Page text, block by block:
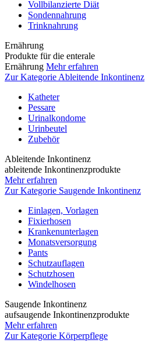
Vollbilanzierte Diät
Sondennahrung
Trinknahrung
Ernährung
Produkte für die enterale
Ernährung Mehr erfahren
Zur Kategorie Ableitende Inkontinenz
Katheter
Pessare
Urinalkondome
Urinbeutel
Zubehör
Ableitende Inkontinenz
ableitende Inkontinenzprodukte
Mehr erfahren
Zur Kategorie Saugende Inkontinenz
Einlagen, Vorlagen
Fixierhosen
Krankenunterlagen
Monatsversorgung
Pants
Schutzauflagen
Schutzhosen
Windelhosen
Saugende Inkontinenz
aufsaugende Inkontinenzprodukte
Mehr erfahren
Zur Kategorie Körperpflege